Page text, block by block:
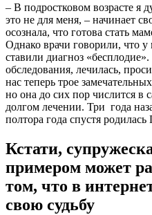
– В подростковом возрасте я
это не для меня, – начинает
осознала, что готова стать
Однако врачи говорили, что у
ставили диагноз
обследования, лечилась,
нас теперь трое
но она до сих пор числится в
долгом лечении. Три года
полтора года спустя
Кстати,
примером может
том, что в
свою судьбу